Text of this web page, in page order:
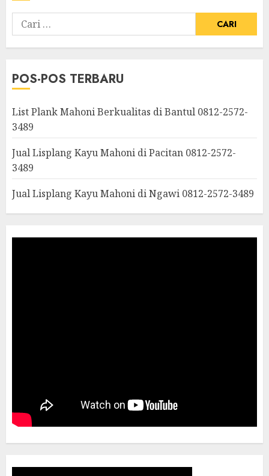
POS-POS TERBARU
List Plank Mahoni Berkualitas di Bantul 0812-2572-
3489
Jual Lisplang Kayu Mahoni di Pacitan 0812-2572-
3489
Jual Lisplang Kayu Mahoni di Ngawi 0812-2572-3489